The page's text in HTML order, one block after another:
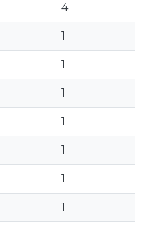
4
1
1
1
1
1
1
1